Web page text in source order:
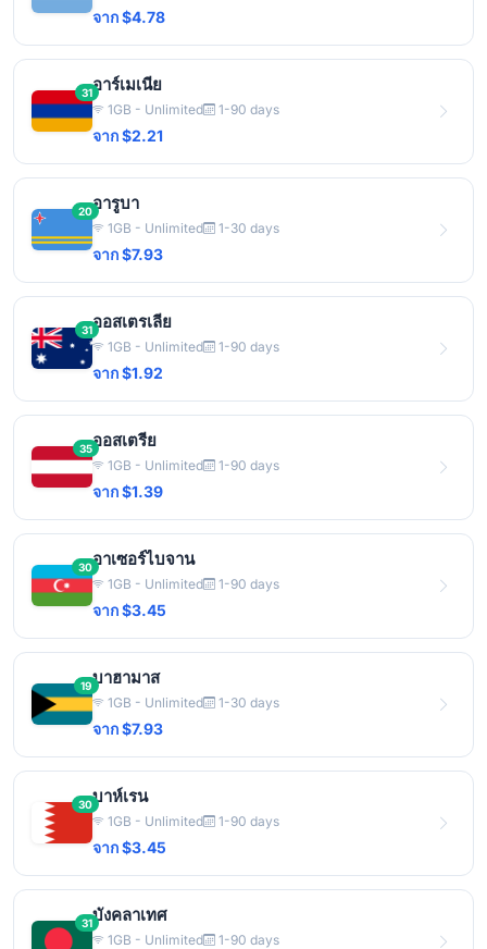
จาก $4.78
31อาร์เมเนีย
1GB - Unlimited 1-90 days
จาก $2.21
20อารูบา
1GB - Unlimited 1-30 days
จาก $7.93
31ออสเตรเลีย
1GB - Unlimited 1-90 days
จาก $1.92
35ออสเตรีย
1GB - Unlimited 1-90 days
จาก $1.39
30อาเซอร์ไบจาน
1GB - Unlimited 1-90 days
จาก $3.45
19บาฮามาส
1GB - Unlimited 1-30 days
จาก $7.93
30บาห์เรน
1GB - Unlimited 1-90 days
จาก $3.45
31บังคลาเทศ
1GB - Unlimited 1-90 days